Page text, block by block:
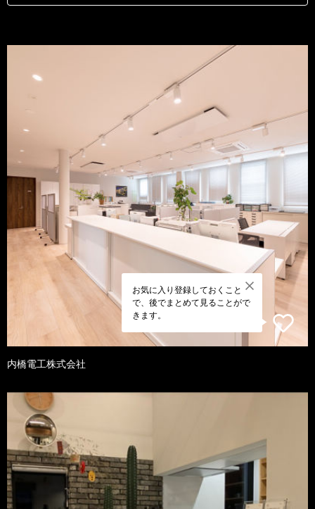
お気に入り登録しておくこと
で、後でまとめて見ることがで
きます。
内橋電工株式会社